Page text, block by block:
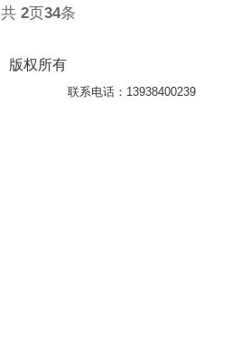
共 2页34条
版权所有
联系电话： 13938400239